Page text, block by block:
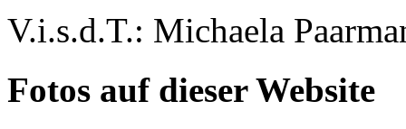
V.i.s.d.T.: Michaela
Fotos auf dieser Website